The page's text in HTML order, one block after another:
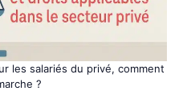
les salariés du privé, comment
?